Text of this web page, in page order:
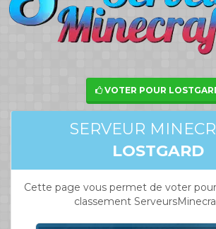
VOTER POUR
SERVEUR
LOSTGARD
Cette page vous permet de voter
classement